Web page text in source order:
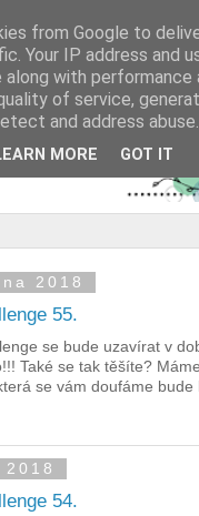
2018
55.
se bude uzavírat v
Také se tak těšíte?
se vám doufáme bude
54.
from Google to
Your IP address and
along with performance
of service,
and address abuse.
MORE GOT IT